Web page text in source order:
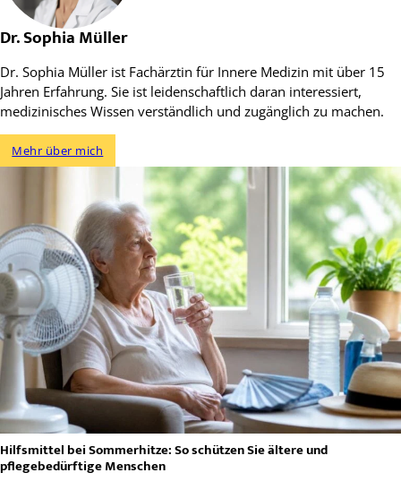
Dr. Sophia Müller
Dr. Sophia Müller ist Fachärztin für Innere Medizin mit über 15
Jahren Erfahrung. Sie ist leidenschaftlich daran interessiert,
medizinisches Wissen verständlich und zugänglich zu machen.
Mehr über mich
Hilfsmittel bei Sommerhitze: So schützen Sie ältere und
pflegebedürftige Menschen